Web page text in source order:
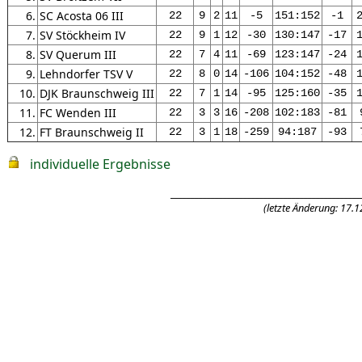
6. SC Acosta 06 III 22 9 2 11 -5 151:152 -1
7. SV Stöckheim IV 22 9 1 12 -30 130:147 -17
8. SV Querum III 22 7 4 11 -69 123:147 -24
9. Lehndorfer TSV V 22 8 0 14 -106 104:152 -48
10. DJK Braunschweig III 22 7 1 14 -95 125:160 -35
11. FC Wenden III 22 3 3 16 -208 102:183 -81
12. FT Braunschweig II 22 3 1 18 -259 94:187 -93
individuelle Ergebnisse
(letzte Änderung: